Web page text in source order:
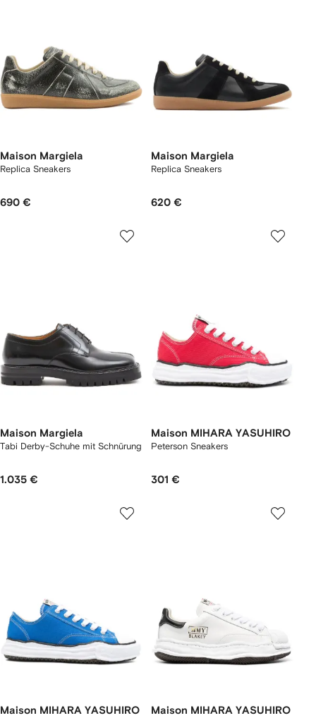
Maison Margiela
Replica Sneakers
690 €
Maison Margiela
Replica Sneakers
620 €
Maison Margiela
Tabi Derby-Schuhe mit Schnürung
1.035 €
Maison MIHARA YASUHIRO
Peterson Sneakers
301 €
Maison MIHARA YASUHIRO Maison MIHARA YASUHIRO